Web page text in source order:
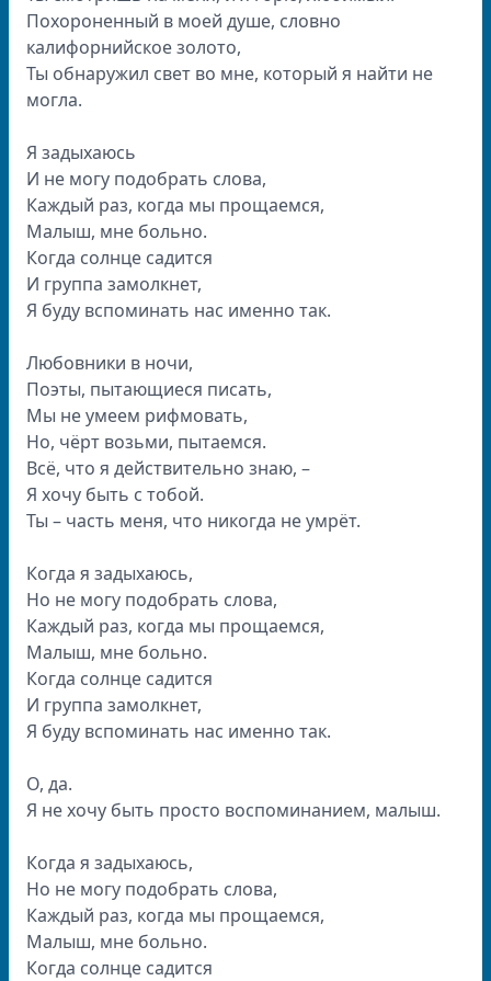
Похороненный в моей душе, словно
калифорнийское золото,
Ты обнаружил свет во мне, который я найти не
могла.
Я задыхаюсь
И не могу подобрать слова,
Каждый раз, когда мы прощаемся,
Малыш, мне больно.
Когда солнце садится
И группа замолкнет,
Я буду вспоминать нас именно так.
Любовники в ночи,
Поэты, пытающиеся писать,
Мы не умеем рифмовать,
Но, чёрт возьми, пытаемся.
Всё, что я действительно знаю, –
Я хочу быть с тобой.
Ты – часть меня, что никогда не умрёт.
Когда я задыхаюсь,
Но не могу подобрать слова,
Каждый раз, когда мы прощаемся,
Малыш, мне больно.
Когда солнце садится
И группа замолкнет,
Я буду вспоминать нас именно так.
О, да.
Я не хочу быть просто воспоминанием, малыш.
Когда я задыхаюсь,
Но не могу подобрать слова,
Каждый раз, когда мы прощаемся,
Малыш, мне больно.
Когда солнце садится